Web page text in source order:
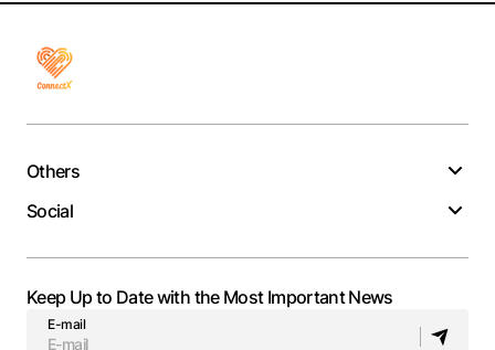
Others
Social
Keep Up to Date with the Most Important News
E-mail